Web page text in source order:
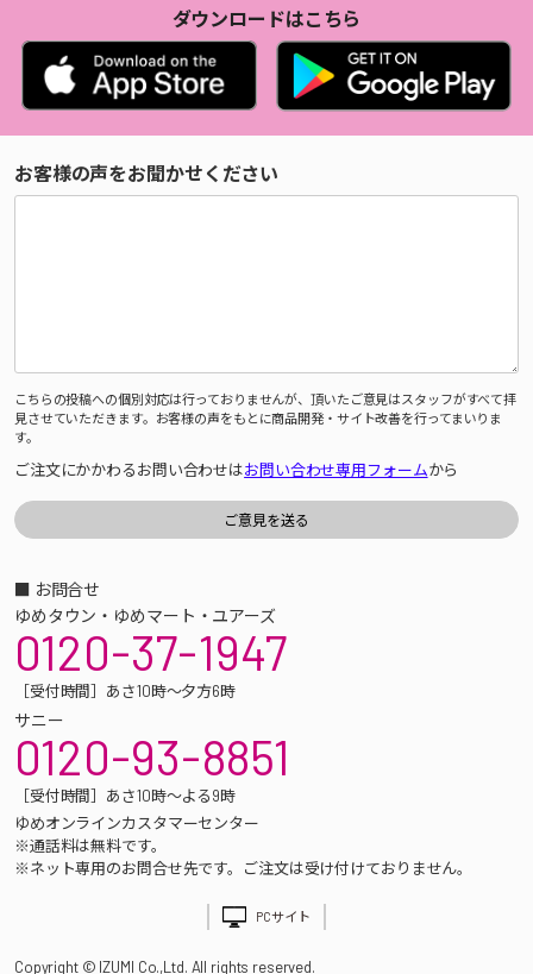
ダウンロードはこちら
お客様の声をお聞かせください
こちらの投稿への個別対応は行っておりませんが、頂いたご意見はスタッフがすべて拝
見させていただきます。お客様の声をもとに商品開発・サイト改善を行ってまいりま
す。
ご注文にかかわるお問い合わせはお問い合わせ専用フォームから
■ お問合せ
ゆめタウン・ゆめマート・ユアーズ
0120-37-1947
［受付時間］あさ10時～夕方6時
サニー
0120-93-8851
［受付時間］あさ10時～よる9時
ゆめオンラインカスタマーセンター
※通話料は無料です。
※ネット専用のお問合せ先です。ご注文は受け付けておりません。
PCサイト
Copyright © IZUMI Co.,Ltd. All rights reserved.